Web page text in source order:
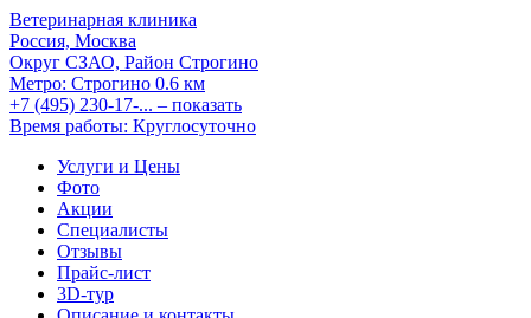
Ветеринарная клиника
Россия, Москва
Округ СЗАО, Район Строгино
Метро: Строгино 0.6 км
+7 (495) 230-17-... – показать
Время работы: Круглосуточно
Услуги и Цены
Фото
Акции
Специалисты
Отзывы
Прайс-лист
3D-тур